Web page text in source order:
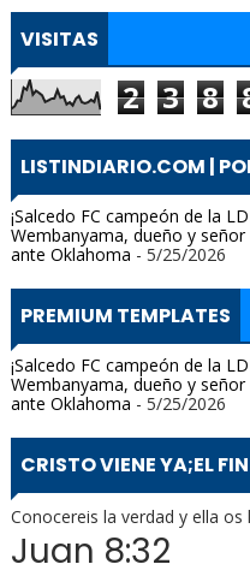
VISITAS
2 3 8
LISTINDIARIO.COM |
¡Salcedo FC campeón de la
Wembanyama, dueño y
ante Oklahoma - 5/25/2026
PREMIUM TEMPLATES
¡Salcedo FC campeón de la
Wembanyama, dueño y
ante Oklahoma - 5/25/2026
CRISTO VIENE YA;EL
Conocereis la verdad y ella os
Juan 8:32